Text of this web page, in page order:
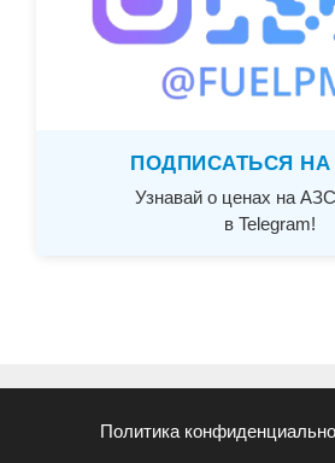
ПОДПИСАТЬСЯ НА
Узнавай о ценах на
в Telegram!
Политика